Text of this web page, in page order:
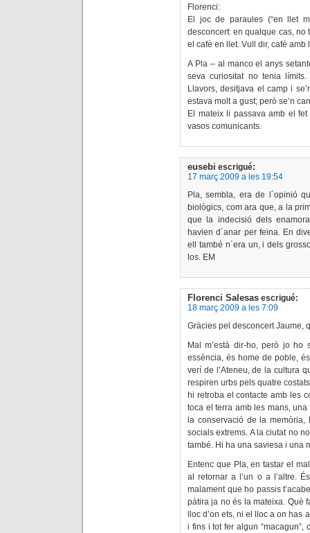
Florenci:
El joc de paraules (“en llet
desconcert: en qualque cas, no
el cafè en llet. Vull dir, cafè amb
A Pla – al manco el anys
seva curiositat no tenia
Llavors, desitjava el camp i
estava molt a gust; però se’n
El mateix li passava amb el
vasos comunicants.
eusebi escrigué:
17 març 2009 a les 19:54
Pla, sembla, era de l´opinió
biològics, com ara que, a la
que la indecisió dels
havien d´anar per feina. En
ell també n´era un, i dels
los. EM
Florenci Salesas escrigué:
18 març 2009 a les 7:09
Gràcies pel desconcert Jaume,
Mal m’està dir-ho, però jo ho
essència, és home de poble,
verí de l’Ateneu, de la cultura
respiren urbs pels quatre
hi retroba el contacte amb les
toca el terra amb les mans,
la conservació de la memòria,
socials extrems. A la ciutat no
també. Hi ha una saviesa i una
Entenc que Pla, en tastar el
al retornar a l’un o a l’altre.
malament que ho passis
pàtira ja no és la mateixa. Què
lloc d’on ets, ni el lloc a on has
i fins i tot fer algun